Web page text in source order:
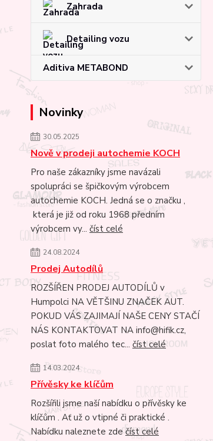
Zahrada
Detailing vozu
Aditiva METABOND
Novinky
30.05.2025
Nově v prodeji autochemie KOCH
Pro naše zákazníky jsme navázali
spolupráci se špičkovým výrobcem
autochemie KOCH. Jedná se o značku ,
která je již od roku 1968 předním
výrobcem vy... číst celé
24.08.2024
Prodej Autodílů
ROZŠÍŘEN PRODEJ AUTODÍLŮ v
Humpolci NA VĚTŠINU ZNAČEK AUT.
POKUD VÁS ZAJIMAJÍ NAŠE CENY STAČÍ
NÁS KONTAKTOVAT NA info@hifik.cz,
poslat foto malého tec... číst celé
14.03.2024
Přívěsky ke klíčům
Rozšířili jsme naší nabídku o přívěsky ke
klíčům . Ať už o vtipné či praktické .
Nabídku naleznete zdečíst celé